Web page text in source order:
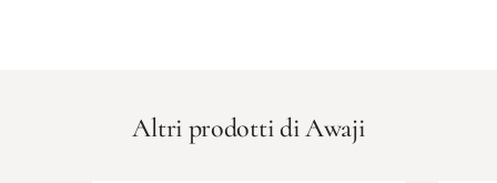
Altri prodotti di Awaji